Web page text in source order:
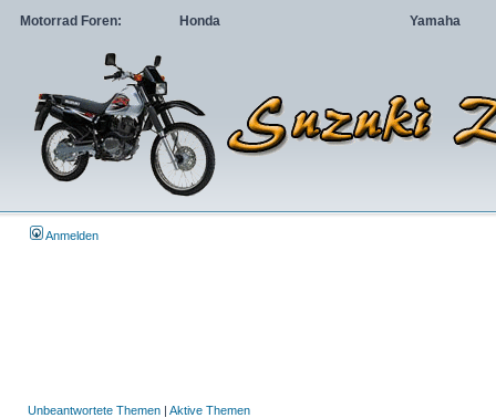
Motorrad Foren: Honda Yamaha
Anmelden
Unbeantwortete Themen | Aktive Themen